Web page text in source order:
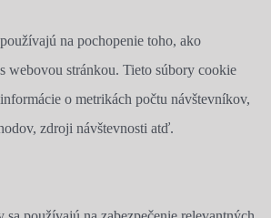
na pochopenie toho, ako
webovou stránkou. Tieto súbory cookie
o metrikách počtu návštevníkov,
zdroji návštevnosti atď.